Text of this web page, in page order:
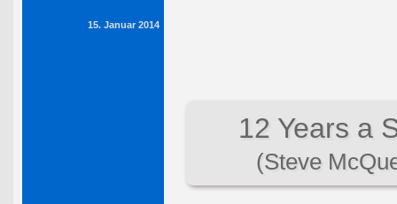
15. Januar 2014
12 Years a
(Steve